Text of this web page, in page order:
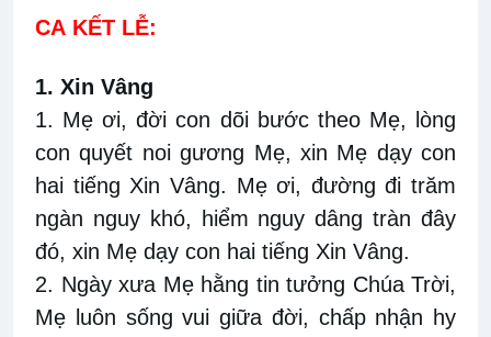
CA KẾT LỄ:
1. Xin Vâng
1. Mẹ ơi, đời con dõi bước theo Mẹ, lòng
con quyết noi gương Mẹ, xin Mẹ dạy con
hai tiếng Xin Vâng. Mẹ ơi, đường đi trăm
ngàn nguy khó, hiểm nguy dâng tràn đây
đó, xin Mẹ dạy con hai tiếng Xin Vâng.
2. Ngày xưa Mẹ hằng tin tưởng Chúa Trời,
Mẹ luôn sống vui giữa đời, chấp nhận hy